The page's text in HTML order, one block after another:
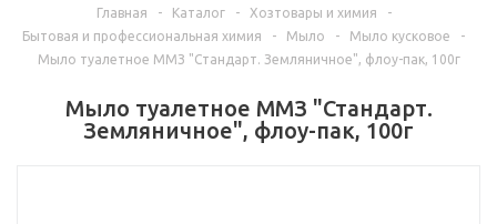
Главная - Каталог - Хозтовары и химия
-
Бытовая и профессиональная химия
- Мыло - Мыло кусковое
-
Мыло туалетное ММЗ "Стандарт. Земляничное", флоу-пак, 100г
Мыло туалетное ММЗ "Стандарт.
Земляничное", флоу-пак, 100г